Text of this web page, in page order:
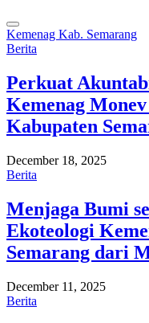
Kemenag Kab. Semarang
Berita
Perkuat
Kemenag
Kabupaten
December 18, 2025
Berita
Menjaga Bumi
Ekoteologi
Semarang dari
December 11, 2025
Berita